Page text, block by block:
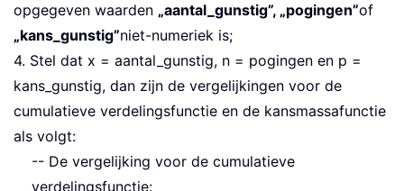
opgegeven waarden „aantal_gunstig”, „pogingen”of
„kans_gunstig”niet-numeriek is;
4. Stel dat x = aantal_gunstig, n = pogingen en p =
kans_gunstig, dan zijn de vergelijkingen voor de
cumulatieve verdelingsfunctie en de kansmassafunctie
als volgt:
-- De vergelijking voor de cumulatieve
verdelingsfunctie: